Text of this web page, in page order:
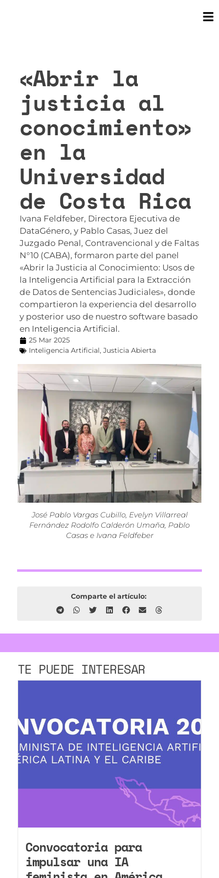
«Abrir la
justicia al
conocimiento»
en la
Universidad
de Costa Rica
Ivana Feldfeber, Directora Ejecutiva de
DataGénero, y Pablo Casas, Juez del
Juzgado Penal, Contravencional y de Faltas
N°10 (CABA), formaron parte del panel
«Abrir la Justicia al Conocimiento: Usos de
la Inteligencia Artificial para la Extracción
de Datos de Sentencias Judiciales», donde
compartieron la experiencia del desarrollo
y posterior uso de nuestro software basado
en Inteligencia Artificial.
25 Mar 2025
Inteligencia Artificial, Justicia Abierta
José Pablo Vargas Cubillo, Evelyn Villarreal
Fernández Rodolfo Calderón Umaña, Pablo
Casas e Ivana Feldfeber
Comparte el artículo:
TE PUEDE INTERESAR
Convocatoria para
impulsar una IA